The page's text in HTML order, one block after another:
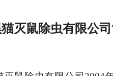
灭鼠除虫有限公